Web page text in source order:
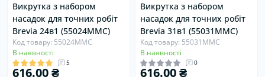
Викрутка з набором
насадок для точних робіт
Brevia 24в1 (55024MMC)
Код товару: 55024MMC
В наявності
5
616.00 ₴
Викрутка з набором
насадок для точних робіт
Brevia 31в1 (55031MMC)
Код товару: 55031MMC
В наявності
0
616.00 ₴